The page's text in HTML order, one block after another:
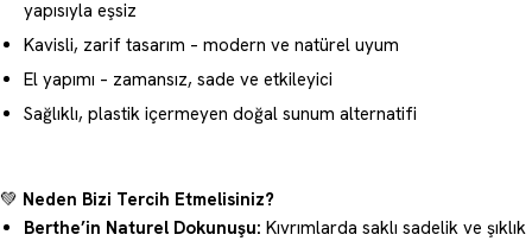
yapısıyla eşsiz
Kavisli, zarif tasarım – modern ve natürel uyum
El yapımı – zamansız, sade ve etkileyici
Sağlıklı, plastik içermeyen doğal sunum alternatifi
💚 Neden Bizi Tercih Etmelisiniz?
Berthe’in Naturel Dokunuşu: Kıvrımlarda saklı sadelik ve şıklık